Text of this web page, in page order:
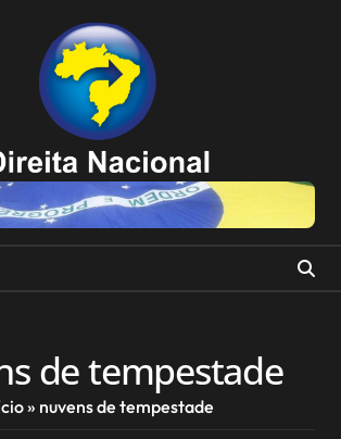
de tempestade
» nuvens de tempestade